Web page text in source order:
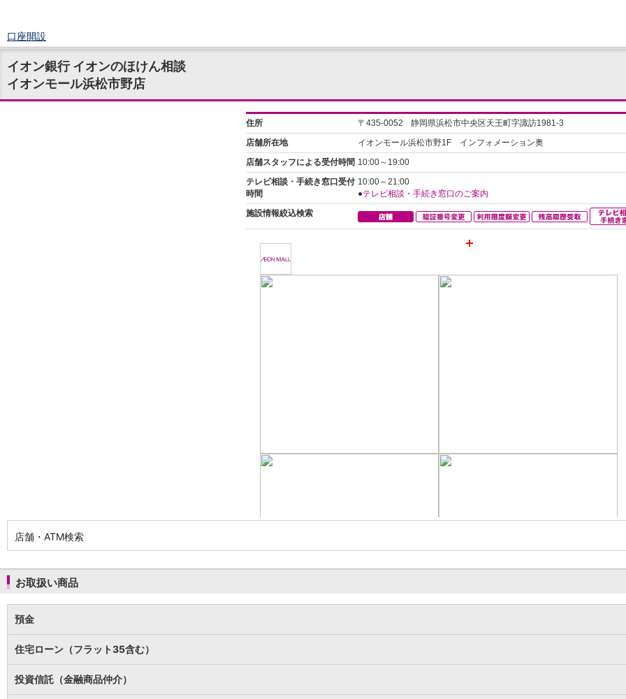
口座開設
ログイン
チャット
メニュー
商品・サービス
新規お借入れの方
お借換えの方
フラット35
リ・バース60
カードローン
目的別ローンマイページ
保険
保険TOP
医療保険
イオン銀行 イオンのほけん相談
イオンモール浜松市野店
店舗・ATM検索
お取扱い商品
預金
住宅ローン（フラット35含む）
投資信託（金融商品仲介）